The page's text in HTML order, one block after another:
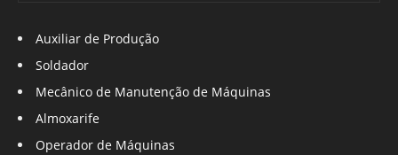
Auxiliar de Produção
Soldador
Mecânico de Manutenção de Máquinas
Almoxarife
Operador de Máquinas